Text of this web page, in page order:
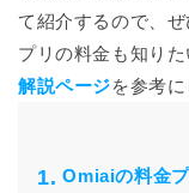
て紹介するので、
プリの料金も知り
解説ページを参考
Omiaiの料金